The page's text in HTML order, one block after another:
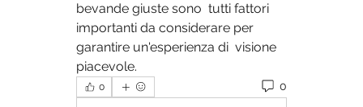
bevande giuste sono  tutti fattori
importanti da considerare per
garantire un'esperienza di  visione
piacevole.
0 0